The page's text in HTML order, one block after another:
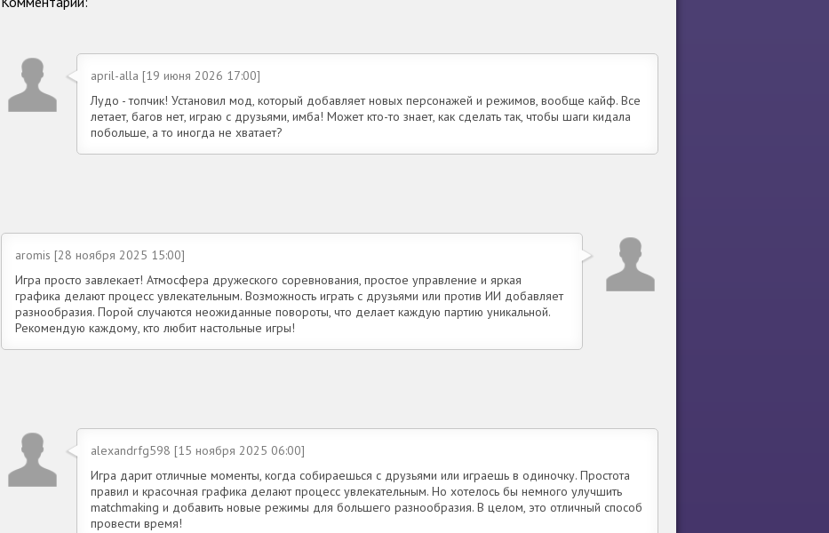
april-alla [19 июня 2026 17:00]
Лудо - топчик! Установил мод, который добавляет новых персонажей и режимов, вообще кайф. Все
летает, багов нет, играю с друзьями, имба! Может кто-то знает, как сделать так, чтобы шаги кидала
побольше, а то иногда не хватает?
aromis [28 ноября 2025 15:00]
Игра просто завлекает! Атмосфера дружеского соревнования, простое управление и яркая
графика делают процесс увлекательным. Возможность играть с друзьями или против ИИ добавляет
разнообразия. Порой случаются неожиданные повороты, что делает каждую партию уникальной.
Рекомендую каждому, кто любит настольные игры!
alexandrfg598 [15 ноября 2025 06:00]
Игра дарит отличные моменты, когда собираешься с друзьями или играешь в одиночку. Простота
правил и красочная графика делают процесс увлекательным. Но хотелось бы немного улучшить
matchmaking и добавить новые режимы для большего разнообразия. В целом, это отличный способ
провести время!